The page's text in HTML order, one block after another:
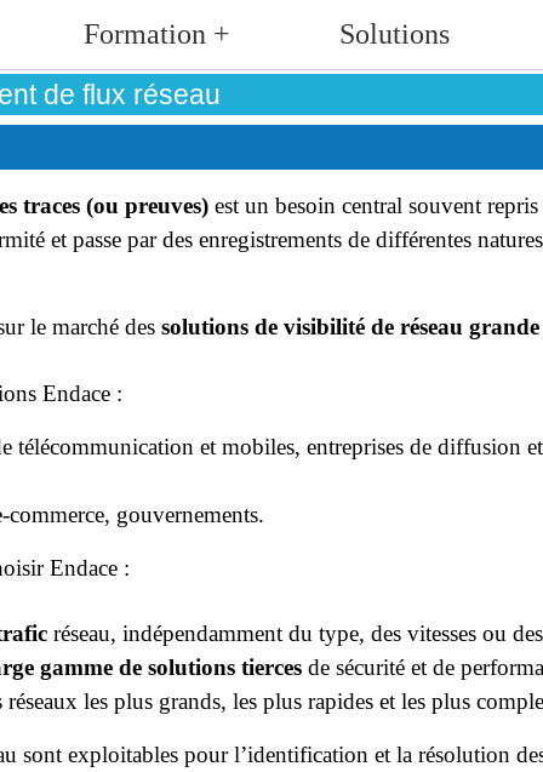
Formation +
Solutions
de flux réseau
traces (ou preuves) est un besoin central souvent repris
et passe par des enregistrements de différentes
le marché des solutions de visibilité de réseau grande
Endace :
télécommunication et mobiles, entreprises de diffusion et
commerce, gouvernements.
Endace :
réseau, indépendamment du type, des vitesses ou
gamme de solutions tierces de sécurité et de
les plus grands, les plus rapides et les plus
sont exploitables pour l’identification et la résolution